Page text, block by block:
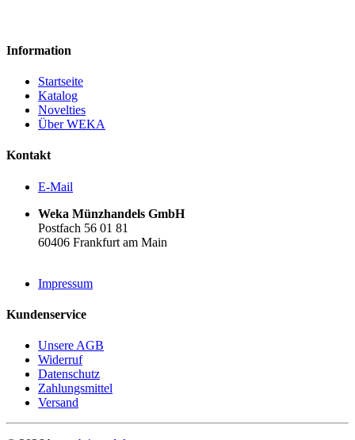
Information
Startseite
Katalog
Novelties
Über WEKA
Kontakt
E-Mail
Weka Münzhandels GmbH
Postfach 56 01 81
60406 Frankfurt am Main
Impressum
Kundenservice
Unsere AGB
Widerruf
Datenschutz
Zahlungsmittel
Versand